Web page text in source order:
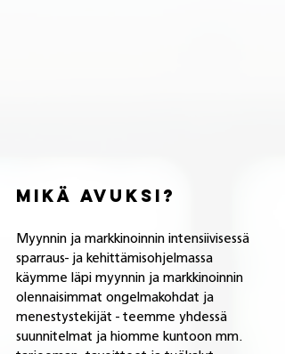
Mikä avuksi?
Myynnin ja markkinoinnin intensiivisessä
sparraus- ja kehittämisohjelmassa
käymme läpi myynnin ja markkinoinnin
olennaisimmat ongelmakohdat ja
menestystekijät - teemme yhdessä
suunnitelmat ja hiomme kuntoon mm.